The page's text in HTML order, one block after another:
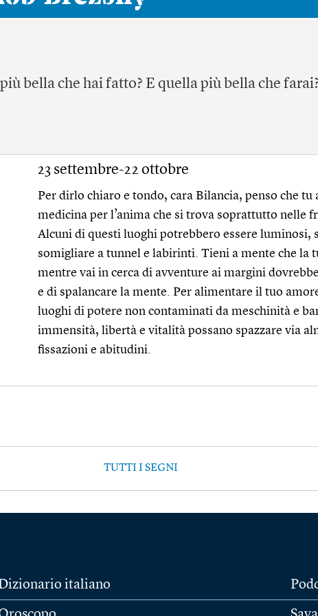
bella che hai fatto? E quella più bella che
23 settembre-22 ottobre
Per dirlo chiaro e tondo, cara Bilancia, penso che tu
medicina per l’anima che si trova soprattutto nelle
Alcuni di questi luoghi potrebbero essere
somigliare a tunnel e labirinti. Tieni a mente che la
mentre vai in cerca di avventure ai margini
e di spalancare la mente. Per alimentare il tuo
luoghi di potere non contaminati da meschinità e
immensità, libertà e vitalità possano spazzare via
fissazioni e abitudini.
TUTTI I SEGNI
italiano